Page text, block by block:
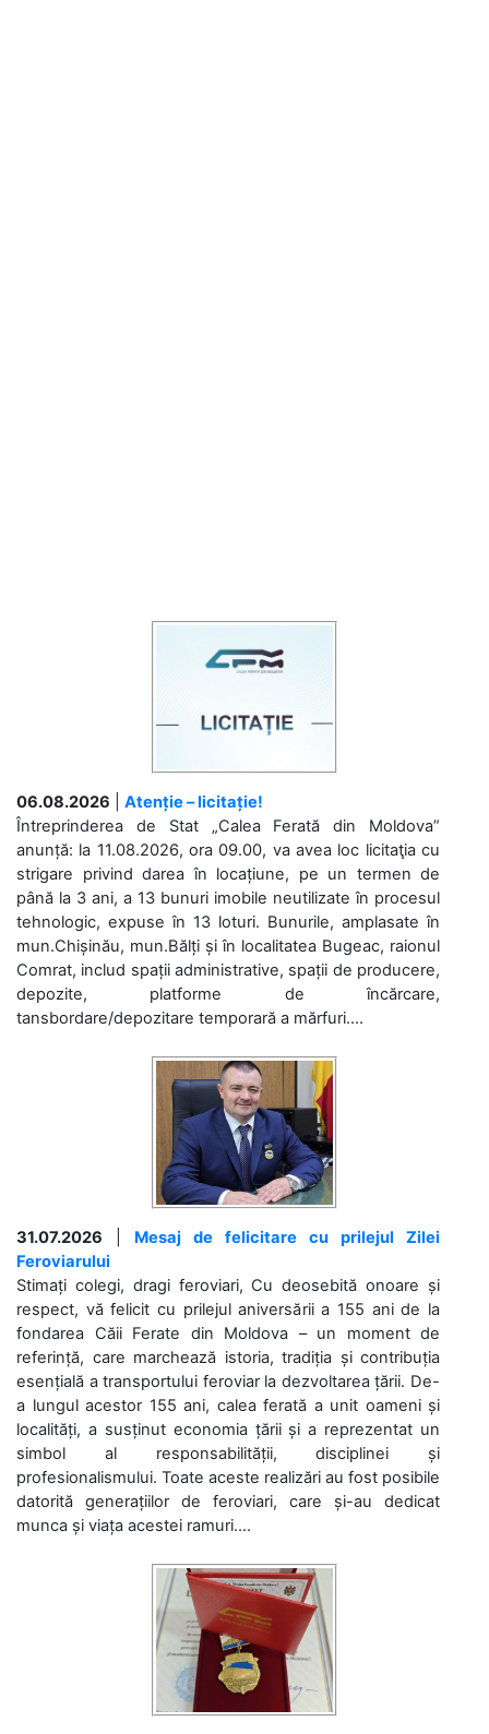
06.08.2026
Atenție – licitație!
Întreprinderea de Stat „Calea Ferată din Moldova”
anunță: la 11.08.2026, ora 09.00, va avea loc licitaţia cu
strigare privind darea în locațiune, pe un termen de
până la 3 ani, a 13 bunuri imobile neutilizate în procesul
tehnologic, expuse în 13 loturi. Bunurile, amplasate în
mun.Chișinău, mun.Bălți și în localitatea Bugeac, raionul
Comrat, includ spații administrative, spații de producere,
depozite, platforme de încărcare,
tansbordare/depozitare temporară a mărfuri....
31.07.2026
Mesaj de felicitare cu prilejul Zilei
Feroviarului
Stimați colegi, dragi feroviari, Cu deosebită onoare și
respect, vă felicit cu prilejul aniversării a 155 ani de la
fondarea Căii Ferate din Moldova – un moment de
referință, care marchează istoria, tradiția și contribuția
esențială a transportului feroviar la dezvoltarea țării. De-
a lungul acestor 155 ani, calea ferată a unit oameni și
localități, a susținut economia țării și a reprezentat un
simbol al responsabilității, disciplinei și
profesionalismului. Toate aceste realizări au fost posibile
datorită generațiilor de feroviari, care și-au dedicat
munca și viața acestei ramuri....